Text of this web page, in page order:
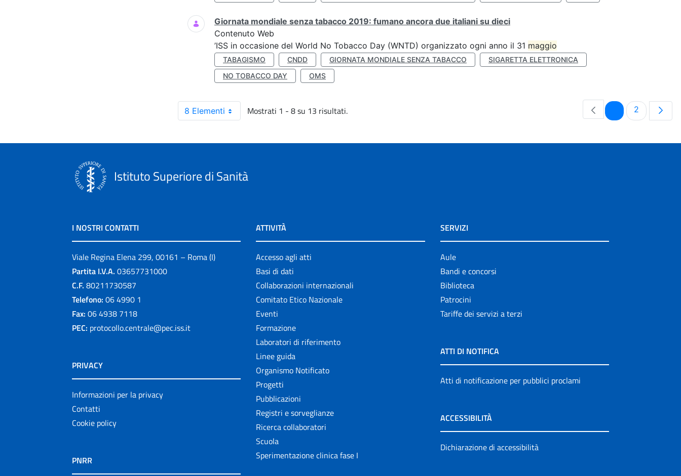
Giornata mondiale senza tabacco 2019: fumano ancora due italiani su dieci
Contenuto Web
’ISS in occasione del World No Tobacco Day (WNTD) organizzato ogni anno il 31 maggio
TABAGISMO CNDD GIORNATA MONDIALE SENZA TABACCO
SIGARETTA ELETTRONICA
NO TOBACCO DAY
OMS
8 Elementi Mostrati 1 - 8 su 13 risultati. PaginaPagina
2
Istituto Superiore di Sanità
I NOSTRI CONTATTI
Viale Regina Elena 299, 00161 – Roma (I)
Partita I.V.A. 03657731000
C.F. 80211730587
Telefono: 06 4990 1
Fax: 06 4938 7118
PEC: protocollo.centrale@pec.iss.it
PRIVACY
Informazioni per la privacy
Contatti
Cookie policy
PNRR
ATTIVITÀ
Accesso agli atti
Basi di dati
Collaborazioni internazionali
Comitato Etico Nazionale
Eventi
Formazione
Laboratori di riferimento
Linee guida
Organismo Notificato
Progetti
Pubblicazioni
Registri e sorveglianze
Ricerca collaboratori
Scuola
Sperimentazione clinica fase I
SERVIZI
Aule
Bandi e concorsi
Biblioteca
Patrocini
Tariffe dei servizi a terzi
ATTI DI NOTIFICA
Atti di notificazione per pubblici proclami
ACCESSIBILITÀ
Dichiarazione di accessibilità